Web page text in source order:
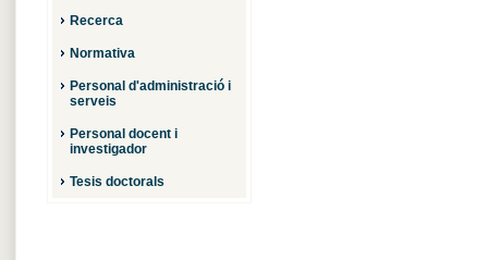
Recerca
Normativa
Personal d'administració i
serveis
Personal docent i
investigador
Tesis doctorals